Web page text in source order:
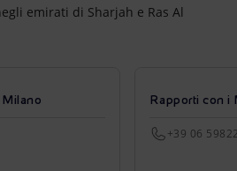
emirati di Sharjah e Ras Al
Rapporti con i
+39 06